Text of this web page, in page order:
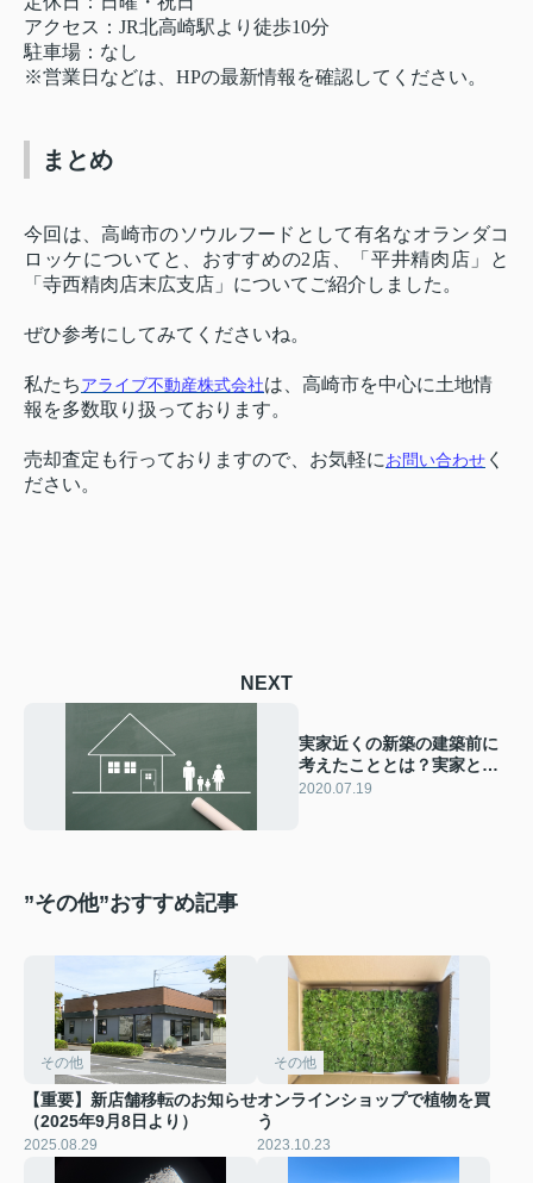
アクセス：JR北高崎駅より徒歩10分
駐車場：なし
※営業日などは、HPの最新情報を確認してください。
まとめ
今回は、高崎市のソウルフードとして有名なオランダコ
ロッケについてと、おすすめの2店、「平井精肉店」と
「寺西精肉店末広支店」についてご紹介しました。
ぜひ参考にしてみてくださいね。
私たちアライブ不動産株式会社は、高崎市を中心に土地情
報を多数取り扱っております。
売却査定も行っておりますので、お気軽にお問い合わせ く
ださい。
NEXT
実家近くの新築の建築前に
考えたこととは？実家と新
築の具体的な距離とは？
2020.07.19
”その他”おすすめ記事
その他
【重要】新店舗移転のお知らせ
（2025年9月8日より）
2025.08.29
その他
オンラインショップで植物を買
う
2023.10.23